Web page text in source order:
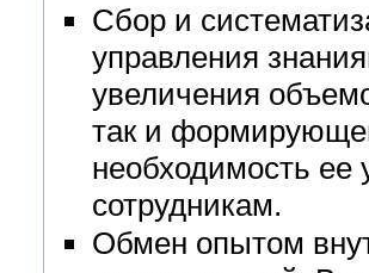
Сбор и
управления
увеличения
так и
необходимость ее
сотрудникам.
Обмен опытом